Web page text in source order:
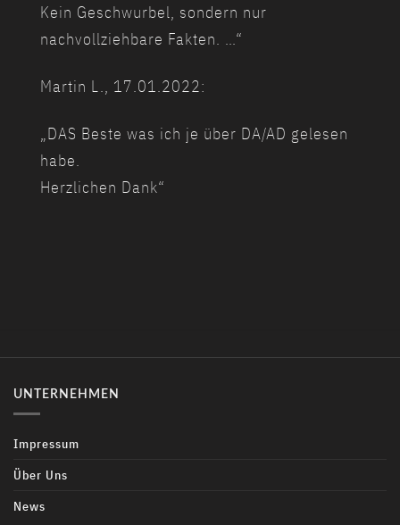
Kein Geschwurbel, sondern nur
nachvollziehbare Fakten. …“
Martin L., 17.01.2022:
„DAS Beste was ich je über DA/AD gelesen
habe.
Herzlichen Dank“
UNTERNEHMEN
Impressum
Über Uns
News